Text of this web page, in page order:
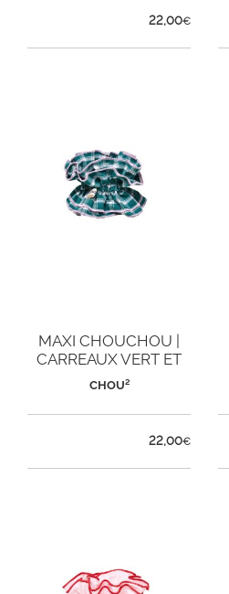
22,00€
MAXI CHOUCHOU |
CARREAUX VERT ET
ROSE
CHOU²
22,00€